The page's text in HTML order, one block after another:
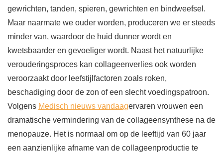
gewrichten, tanden, spieren, gewrichten en bindweefsel.
Maar naarmate we ouder worden, produceren we er steeds
minder van, waardoor de huid dunner wordt en
kwetsbaarder en gevoeliger wordt. Naast het natuurlijke
verouderingsproces kan collageenverlies ook worden
veroorzaakt door leefstijlfactoren zoals roken,
beschadiging door de zon of een slecht voedingspatroon.
Volgens Medisch nieuws vandaagervaren vrouwen een
dramatische vermindering van de collageensynthese na de
menopauze. Het is normaal om op de leeftijd van 60 jaar
een aanzienlijke afname van de collageenproductie te